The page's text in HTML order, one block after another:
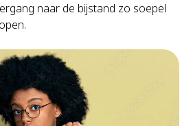
naar de bijstand zo soepel